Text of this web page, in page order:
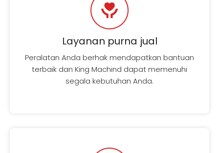
Layanan purna jual
Peralatan Anda berhak mendapatkan bantuan
terbaik dan King Machind dapat memenuhi
segala kebutuhan Anda.